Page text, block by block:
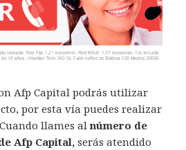
Afp Capital podrás utilizar
por esta vía puedes realizar
llames alnúmero de
Afp Capital, serás atendido